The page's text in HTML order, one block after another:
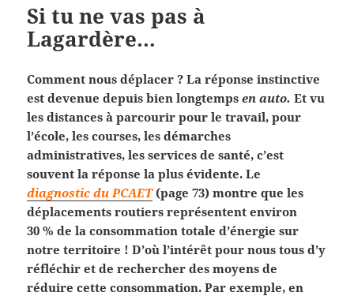
Si tu ne vas pas à
Lagardère…
Comment nous déplacer ? La réponse instinctive
est devenue depuis bien longtempsen auto. Et vu
les distances à parcourir pour le travail, pour
l’école, les courses, les démarches
administratives, les services de santé, c’est
souvent la réponse la plus évidente. Le
diagnostic du PCAET(page 73) montre que les
déplacements routiers représentent environ
30 % de la consommation totale d’énergie sur
notre territoire ! D’où l’intérêt pour nous tous d’y
réfléchir et de rechercher des moyens de
réduire cette consommation. Par exemple, en